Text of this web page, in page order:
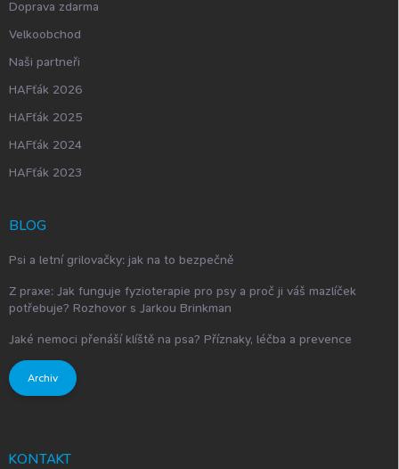
Doprava zdarma
Velkoobchod
Naši partneři
HAFťák 2026
HAFťák 2025
HAFťák 2024
HAFťák 2023
BLOG
Psi a letní grilovačky: jak na to bezpečně
Z praxe: Jak funguje fyzioterapie pro psy a proč ji váš mazlíček
potřebuje? Rozhovor s Jarkou Brinkman
Jaké nemoci přenáší klíště na psa? Příznaky, léčba a prevence
Archiv
KONTAKT